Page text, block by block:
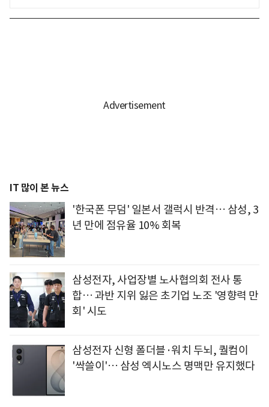
IT 많이 본 뉴스
'한국폰 무덤' 일본서 갤럭시 반격… 삼성, 3
년 만에 점유율 10% 회복
삼성전자, 사업장별 노사협의회 전사 통
합… 과반 지위 잃은 초기업 노조 '영향력 만
회' 시도
삼성전자 신형 폴더블·워치 두뇌, 퀄컴이
'싹쓸이'… 삼성 엑시노스 명맥만 유지했다